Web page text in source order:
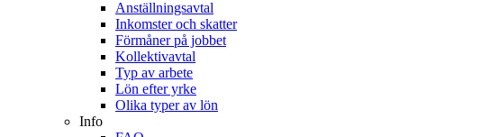
Anställningsavtal
Inkomster och skatter
Förmåner på jobbet
Kollektivavtal
Typ av arbete
Lön efter yrke
Olika typer av lön
Info